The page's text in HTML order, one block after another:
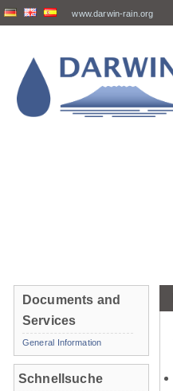
www.darwin-rain.org
Documents and
Services
General Information
Schnellsuche